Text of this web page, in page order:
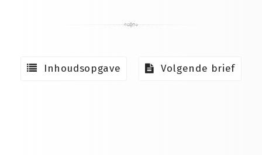
Inhoudsopgave Volgende brief